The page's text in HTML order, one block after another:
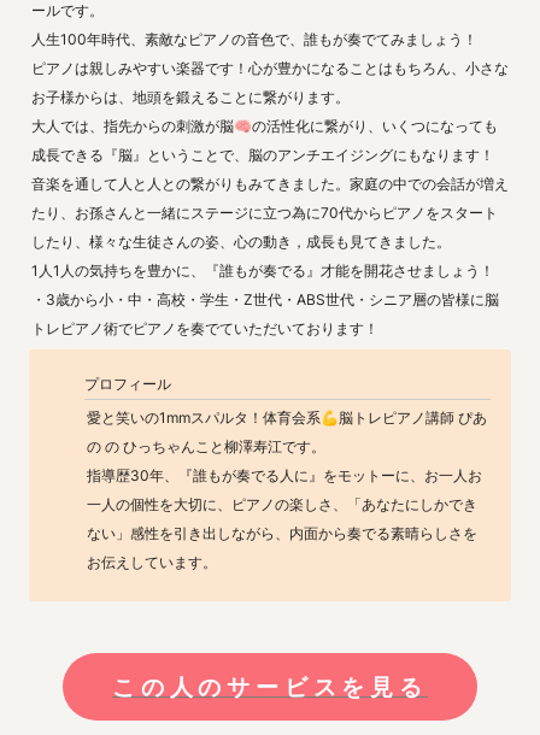
ールです。
人生100年時代、素敵なピアノの音色で、誰もが奏でてみましょう！
ピアノは親しみやすい楽器です！心が豊かになることはもちろん、小さな
お子様からは、地頭を鍛えることに繋がります。
大人では、指先からの刺激が脳🧠の活性化に繋がり、いくつになっても
成長できる『脳』ということで、脳のアンチエイジングにもなります！
音楽を通して人と人との繋がりもみてきました。家庭の中での会話が増え
たり、お孫さんと一緒にステージに立つ為に70代からピアノをスタート
したり、様々な生徒さんの姿、心の動き，成長も見てきました。
1人1人の気持ちを豊かに、『誰もが奏でる』才能を開花させましょう！
・3歳から小・中・高校・学生・Z世代・ABS世代・シニア層の皆様に脳
トレピアノ術でピアノを奏でていただいております！
プロフィール
愛と笑いの1mmスパルタ！体育会系💪脳トレピアノ講師 ぴあ
の の ひっちゃんこと柳澤寿江です。
指導歴30年、『誰もが奏でる人に』をモットーに、お一人お
一人の個性を大切に、ピアノの楽しさ、「あなたにしかでき
ない」感性を引き出しながら、内面から奏でる素晴らしさを
お伝えしています。
この人のサービスを見る